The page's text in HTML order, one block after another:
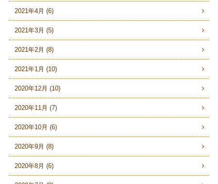
2021年4月 (6)
2021年3月 (5)
2021年2月 (8)
2021年1月 (10)
2020年12月 (10)
2020年11月 (7)
2020年10月 (6)
2020年9月 (8)
2020年8月 (6)